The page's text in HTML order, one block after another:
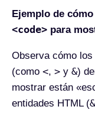
Ejemplo de
<code> para
Observa cómo
(como <, > y &)
mostrar están
entidades HTML (